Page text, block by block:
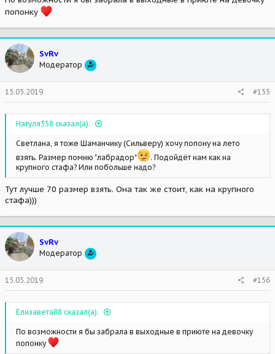
попонку
SvRv
Модератор
15.05.2019 #155
Натуля358 сказал(а):
Светлана, я тоже Шаманчику (Сильверу) хочу попону на лето
взять. Размер помню "лабрадор"
. Подойдёт нам как на
крупного стафа? Или побольше надо?
Тут лучше 70 размер взять. Она так же стоит, как на крупного
стафа)))
SvRv
Модератор
15.05.2019 #156
Елизавета88 сказал(а):
По возможности я бы забрала в выходные в приюте на девочку
попонку